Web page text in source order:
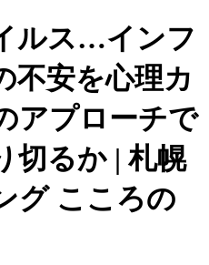
ルス…インフ
安を心理カ
アプローチで
切るか | 札幌
グ こころの